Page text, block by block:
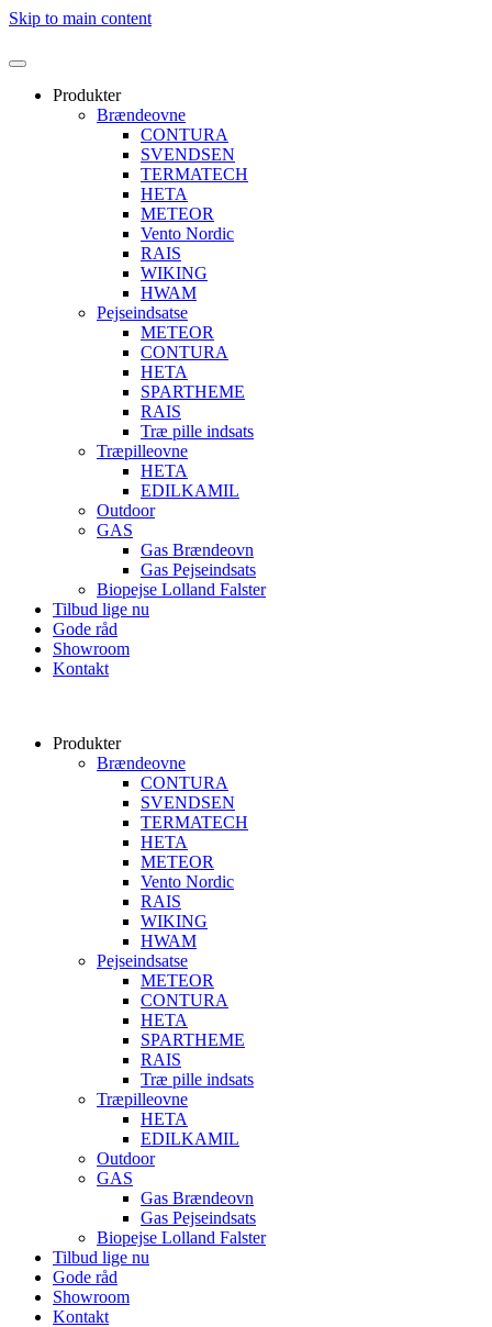
Skip to main content
Produkter
Brændeovne
CONTURA
SVENDSEN
TERMATECH
HETA
METEOR
Vento Nordic
RAIS
WIKING
HWAM
Pejseindsatse
METEOR
CONTURA
HETA
SPARTHEME
RAIS
Træ pille indsats
Træpilleovne
HETA
EDILKAMIL
Outdoor
GAS
Gas Brændeovn
Gas Pejseindsats
Biopejse Lolland Falster
Tilbud lige nu
Gode råd
Showroom
Kontakt
Produkter
Brændeovne
CONTURA
SVENDSEN
TERMATECH
HETA
METEOR
Vento Nordic
RAIS
WIKING
HWAM
Pejseindsatse
METEOR
CONTURA
HETA
SPARTHEME
RAIS
Træ pille indsats
Træpilleovne
HETA
EDILKAMIL
Outdoor
GAS
Gas Brændeovn
Gas Pejseindsats
Biopejse Lolland Falster
Tilbud lige nu
Gode råd
Showroom
Kontakt